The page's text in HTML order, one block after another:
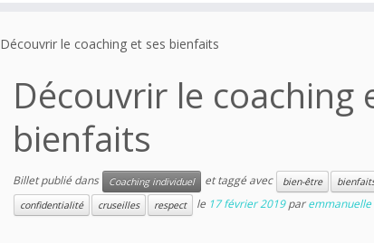
Découvrir le coaching et ses bienfaits
Découvrir le coaching
bienfaits
Billet publié dans Coaching individuel et taggé avec bien-être
confidentialité
cruseilles respect le 17 février 2019 paremmanuelle